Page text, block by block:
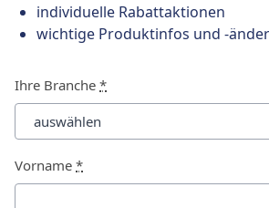
individuelle Rabattaktionen
wichtige Produktinfos und -
Ihre Branche *
Vorname *